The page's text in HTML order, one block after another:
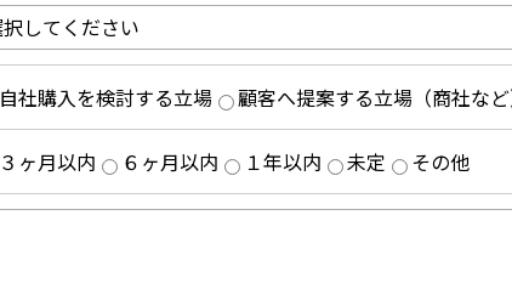
自社購入を検討する立場 顧客へ提案する立場（商社など
３ヶ月以内 ６ヶ月以内 １年以内 未定 その他